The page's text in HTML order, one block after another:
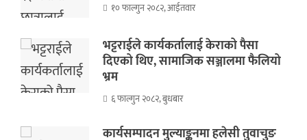
१० फाल्गुन २०८२, आईतवार
भट्टराईले कार्यकर्तालाई केराको पैसा
दिएको थिए, सामाजिक सञ्जालमा फैलियो
भ्रम
६ फाल्गुन २०८२, बुधबार
कार्यसम्पादन मुल्याङ्कनमा हलेसी तुवाचुङ